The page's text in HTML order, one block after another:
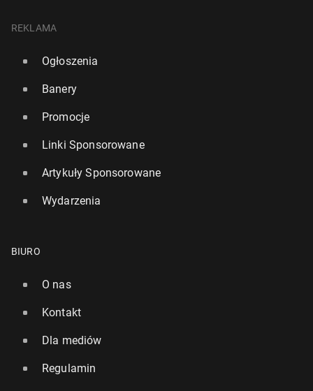
REKLAMA
Ogłoszenia
Banery
Promocje
Linki Sponsorowane
Artykuły Sponsorowane
Wydarzenia
BIURO
O nas
Kontakt
Dla mediów
Regulamin